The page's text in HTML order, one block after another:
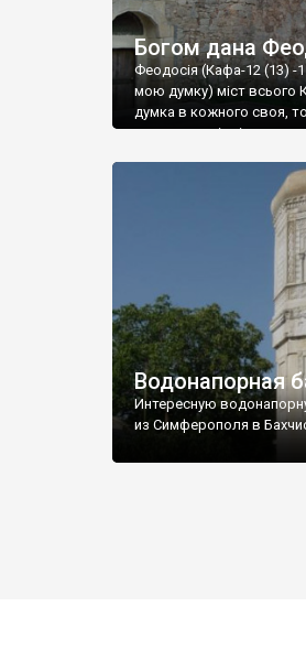
Богом дана
Феодосія (Кафа-12 (13) -
мою думку) міст всього
думка в кожного своя,
запрошую відвідати це
Водонапорная
Интересную
из Симферополя в